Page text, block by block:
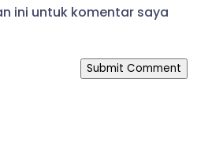
ini untuk komentar saya
Submit Comment